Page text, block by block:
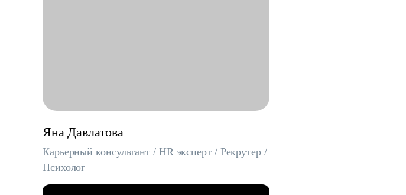
Яна Давлатова
Карьерный консультант / HR эксперт / Рекрутер /
Психолог